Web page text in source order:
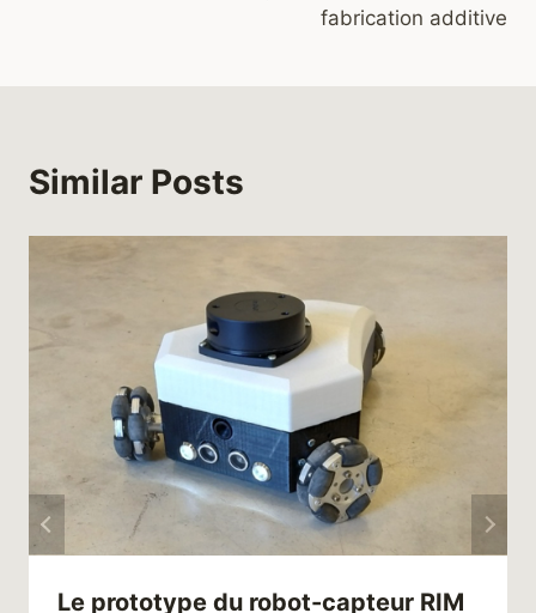
fabrication additive
Similar Posts
Le prototype du robot-capteur RIM